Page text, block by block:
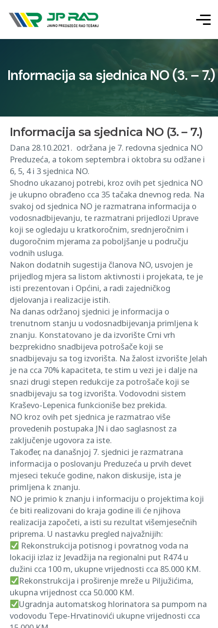
Informacija sa sjednica NO (3. – 7.)
Informacija sa sjednica NO (3. – 7.)
Dana 28.10.2021. održana je 7. redovna sjednica NO
Preduzeća, a tokom septembra i oktobra su odžane i
6, 5, 4 i 3 sjednica NO.
Shodno ukazanoj potrebi, kroz ovih pet sjednica NO
je ukupno obrađeno cca 35 tačaka dnevnog reda. Na
svakoj od sjednica NO je razmatrana informacija o
vodosnadbijevanju, te razmatrani prijedlozi Uprave
koji se ogledaju u kratkoročnim, srednjeročnim i
dugoročnim mjerama za poboljšanje u području
vodnih usluga.
Nakon dodatnih sugestija članova NO, usvojen je
prijedlog mjera sa listom aktivnosti i projekata, te je
isti prezentovan i Općini, a radi zajedničkog
djelovanja i realizacije istih.
Na danas održanoj sjednici je informacija o
trenutnom stanju u vodosnadbijevanja primljena k
znanju. Konstatovano je da izvorište Crni vrh
bezprekidno snadbijeva potrošače koji se
snadbijevaju sa tog izvorišta. Na žalost izvorište Jelah
je na cca 70% kapaciteta, te stim u vezi je i dalje na
snazi drugi stepen redukcije za potrošače koji se
snadbijevaju sa tog izvorišta. Vodovodni sistem
Kraševo-Lepenica funkcioniše bez prekida.
NO kroz ovih pet sjednica je razmatrao više
provedenih postupaka JN i dao saglasnost za
zaključenje ugovora za iste.
Također, na današnjoj 7. sjednici je razmatrana
informacija o poslovanju Preduzeća u prvih devet
mjeseci tekuće godine, nakon diskusije, ista je
primljena k znanju.
NO je primio k znanju i informaciju o projektima koji
će biti realizovani do kraja godine ili će njihova
realizacija započeti, a isti su rezultat višemjesečnih
priprema. U nastavku pregled najvažnijih:
Rekonstrukcija potisnog i povratnog voda na
lokaciji izlaz iz Jevadžija na regionalni put R474 u
dužini cca 100 m, ukupne vrijednosti cca 85.000 KM.
Rekonstrukcija i proširenje mreže u Piljužićima,
ukupna vrijednost cca 50.000 KM.
Ugradnja automatskog hlorinatora sa pumpom na
vodovodu Tepe-Hrvatinovići ukupne vrijednosti cca